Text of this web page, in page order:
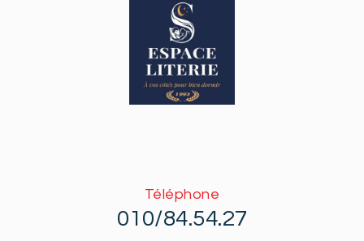
Téléphone
010/84.54.27